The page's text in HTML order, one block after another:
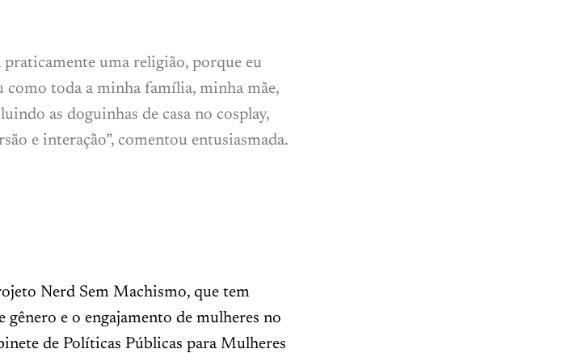
uma religião, porque eu
como toda a minha família, minha mãe,
as doguinhas de casa no cosplay,
e interação”, comentou entusiasmada.
Nerd Sem Machismo, que tem
e o engajamento de mulheres no
de Políticas Públicas para Mulheres